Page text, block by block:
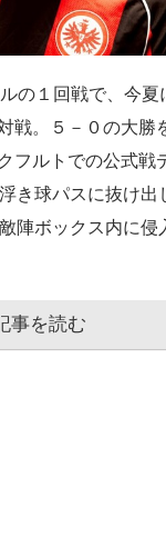
の１回戦で、今夏
戦。５－０の大勝
フルトでの公式戦
き球パスに抜け
陣ボックス内に侵
事を読む